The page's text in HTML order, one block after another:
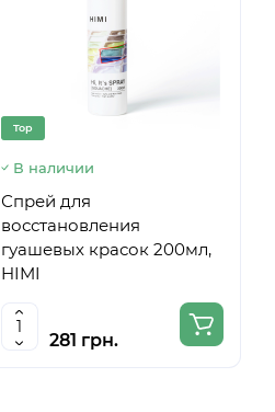
Top
В наличии
Спрей для
восстановления
гуашевых красок 200мл,
HIMI
281 грн.